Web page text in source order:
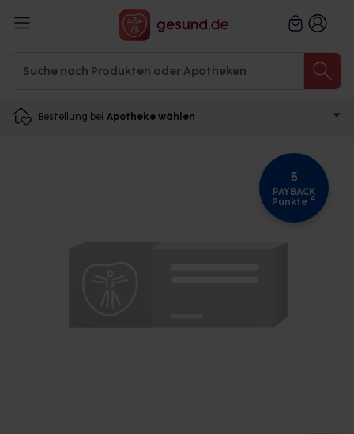
Bestellung bei Apotheke wählen
5
PAYBACK
Punkte 4